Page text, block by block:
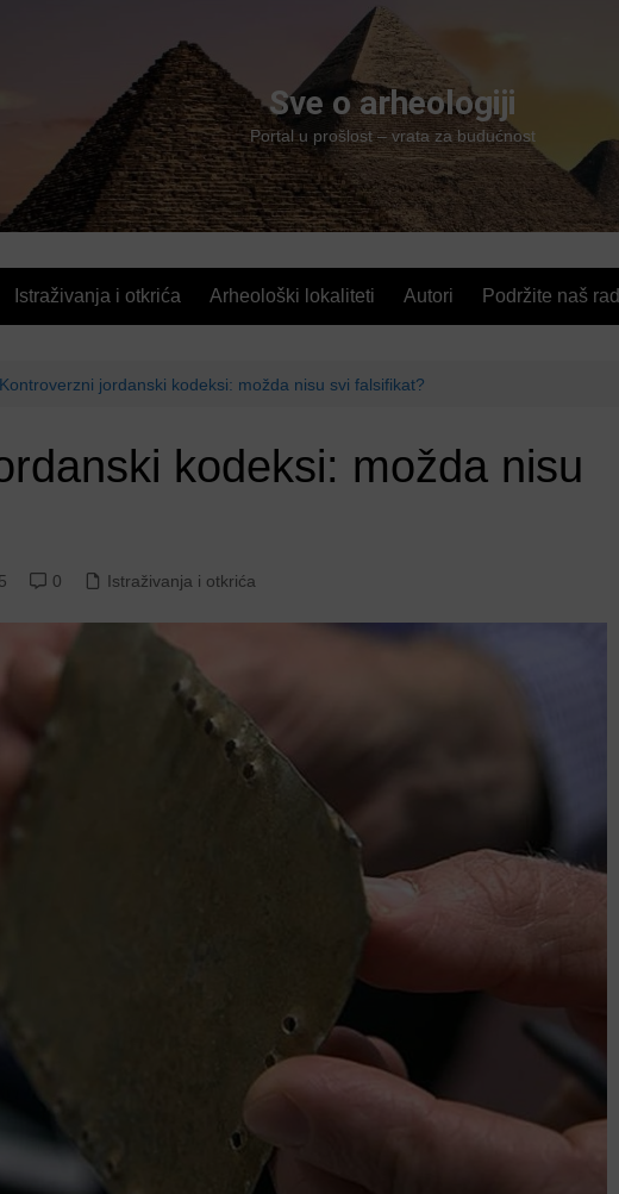
Sve o arheologiji
Portal u prošlost – vrata za budućnost
Istraživanja i otkrića Arheološki lokaliteti Autori Podržite naš rad
Kontroverzni jordanski kodeksi: možda nisu svi falsifikat?
kodeksi: možda nisu
0 Istraživanja i otkrića